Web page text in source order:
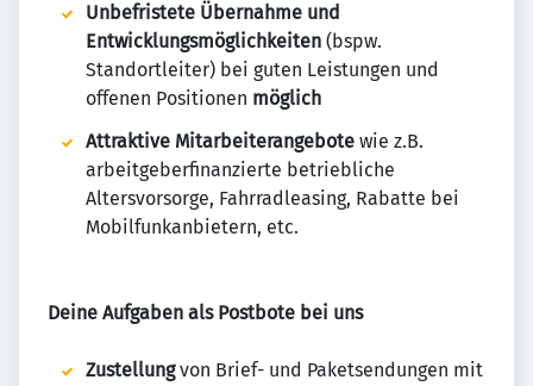
Unbefristete Übernahme und
Entwicklungsmöglichkeiten (bspw.
Standortleiter) bei guten Leistungen und
offenen Positionen möglich
Attraktive Mitarbeiterangebote wie z.B.
arbeitgeberfinanzierte betriebliche
Altersvorsorge, Fahrradleasing, Rabatte bei
Mobilfunkanbietern, etc.
Deine Aufgaben als Postbote bei uns
Zustellungvon Brief- und Paketsendungen mit